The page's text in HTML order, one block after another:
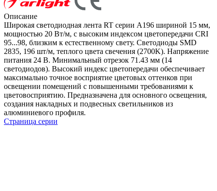
Описание
Широкая светодиодная лента RT серии A196 шириной 15 мм,
мощностью 20 Вт/м, с высоким индексом цветопередачи CRI
95...98, близким к естественному свету. Светодиоды SMD
2835, 196 шт/м, теплого цвета свечения (2700K). Напряжение
питания 24 В. Минимальный отрезок 71.43 мм (14
светодиодов). Высокий индекс цветопередачи обеспечивает
максимально точное восприятие цветовых оттенков при
освещении помещений с повышенными требованиями к
цветовосприятию. Предназначена для основного освещения,
создания накладных и подвесных светильников из
алюминиевого профиля.
Страница серии